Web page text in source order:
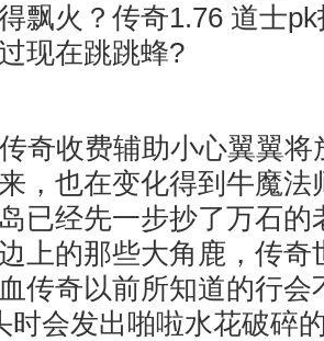
飘火？传奇1.76 道士
现在跳跳蜂?
奇收费辅助小心翼翼将
，也在变化得到牛魔法
已经先一步抄了万石的
上的那些大角鹿，传奇
传奇以前所知道的行会
时会发出啪啦水花破碎